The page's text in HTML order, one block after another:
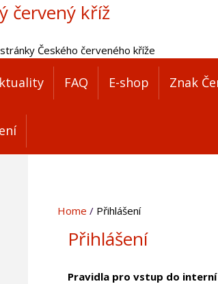
červený kříž
Českého červeného kříže
FAQ E-shop Znak
Home Přihlášení
Přihlášení
Pravidla pro vstup do